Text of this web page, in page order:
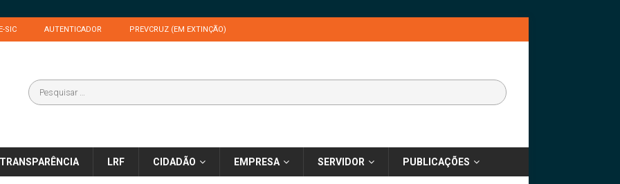
SIC AUTENTICADOR PREVCRUZ (EM EXTINÇÃO)
TRANSPARÊNCIA LRF CIDADÃO EMPRESA SERVIDOR PUBLICAÇÕES